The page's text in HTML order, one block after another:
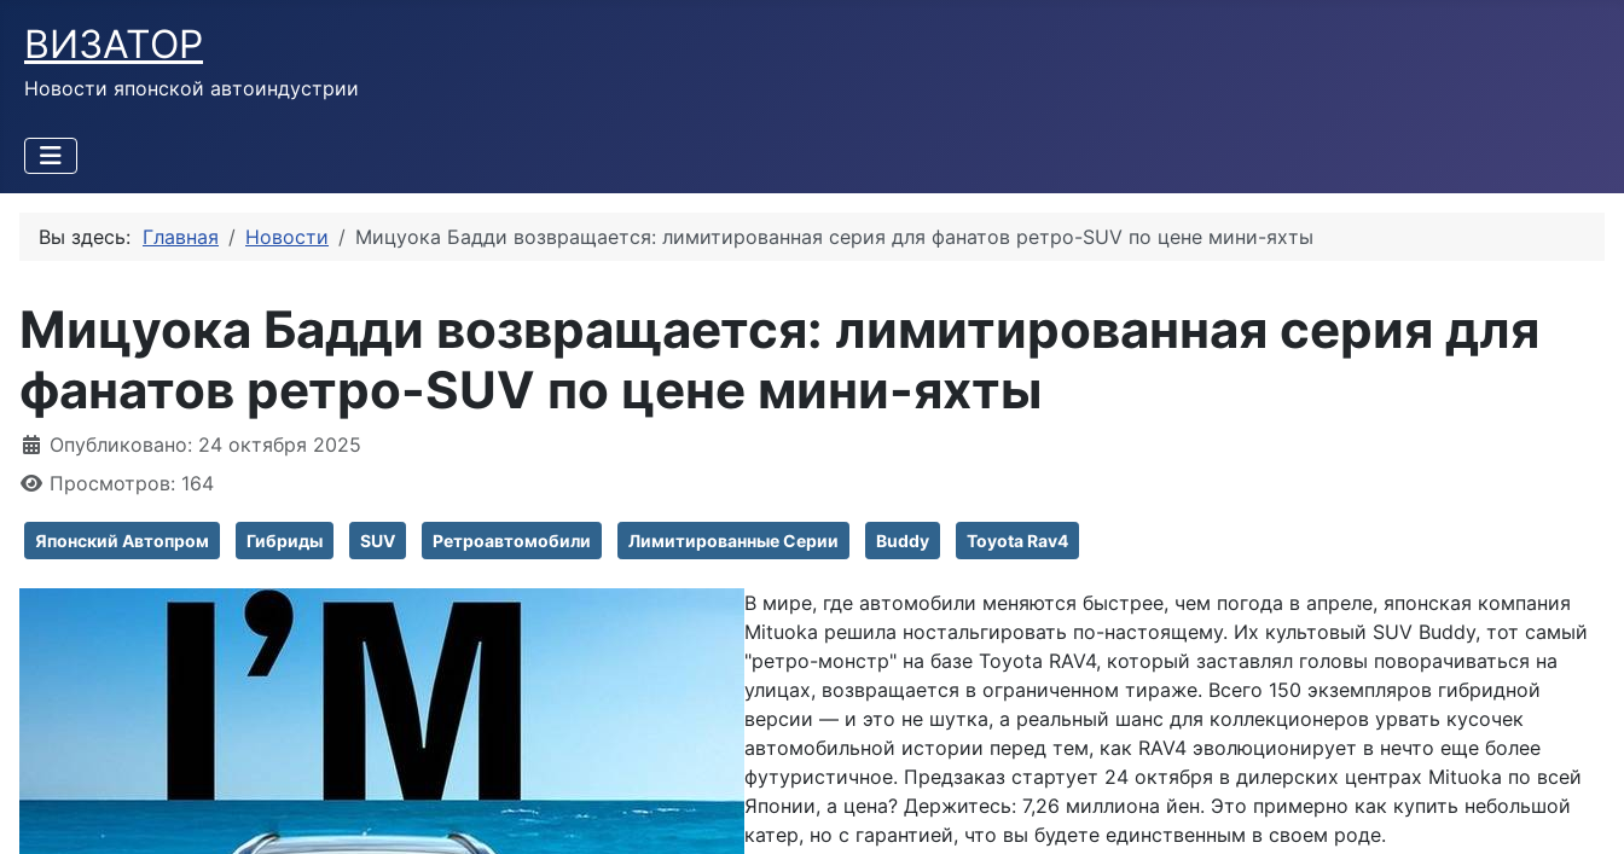
ВИЗАТОР
Новости японской автоиндустрии
Вы здесь: Главная Новости Мицуока Бадди возвращается: лимитированная серия для фанатов ретро-SUV по цене мини-яхты
Мицуока Бадди возвращается: лимитированная серия для
фанатов ретро-SUV по цене мини-яхты
Информация о материале
Опубликовано: 24 октября 2025
Просмотров: 164
Японский Автопром Гибриды SUV Ретроавтомобили Лимитированные Серии Buddy Toyota Rav4
В мире, где автомобили меняются быстрее, чем погода в апреле, японская компания
Mituoka решила ностальгировать по-настоящему. Их культовый SUV Buddy, тот самый
"ретро-монстр" на базе Toyota RAV4, который заставлял головы поворачиваться на
улицах, возвращается в ограниченном тираже. Всего 150 экземпляров гибридной
версии — и это не шутка, а реальный шанс для коллекционеров урвать кусочек
автомобильной истории перед тем, как RAV4 эволюционирует в нечто еще более
футуристичное. Предзаказ стартует 24 октября в дилерских центрах Mituoka по всей
Японии, а цена? Держитесь: 7,26 миллиона йен. Это примерно как купить небольшой
катер, но с гарантией, что вы будете единственным в своем роде.